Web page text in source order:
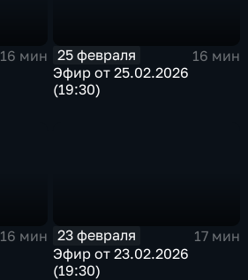
16 мин
25 февраля
16 мин
Эфир от 25.02.2026
(19:30)
16 мин
23 февраля
17 мин
Эфир от 23.02.2026
(19:30)